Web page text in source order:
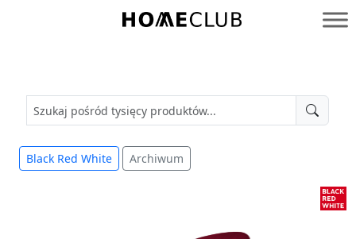
Homeclub
Black Red White Archiwum